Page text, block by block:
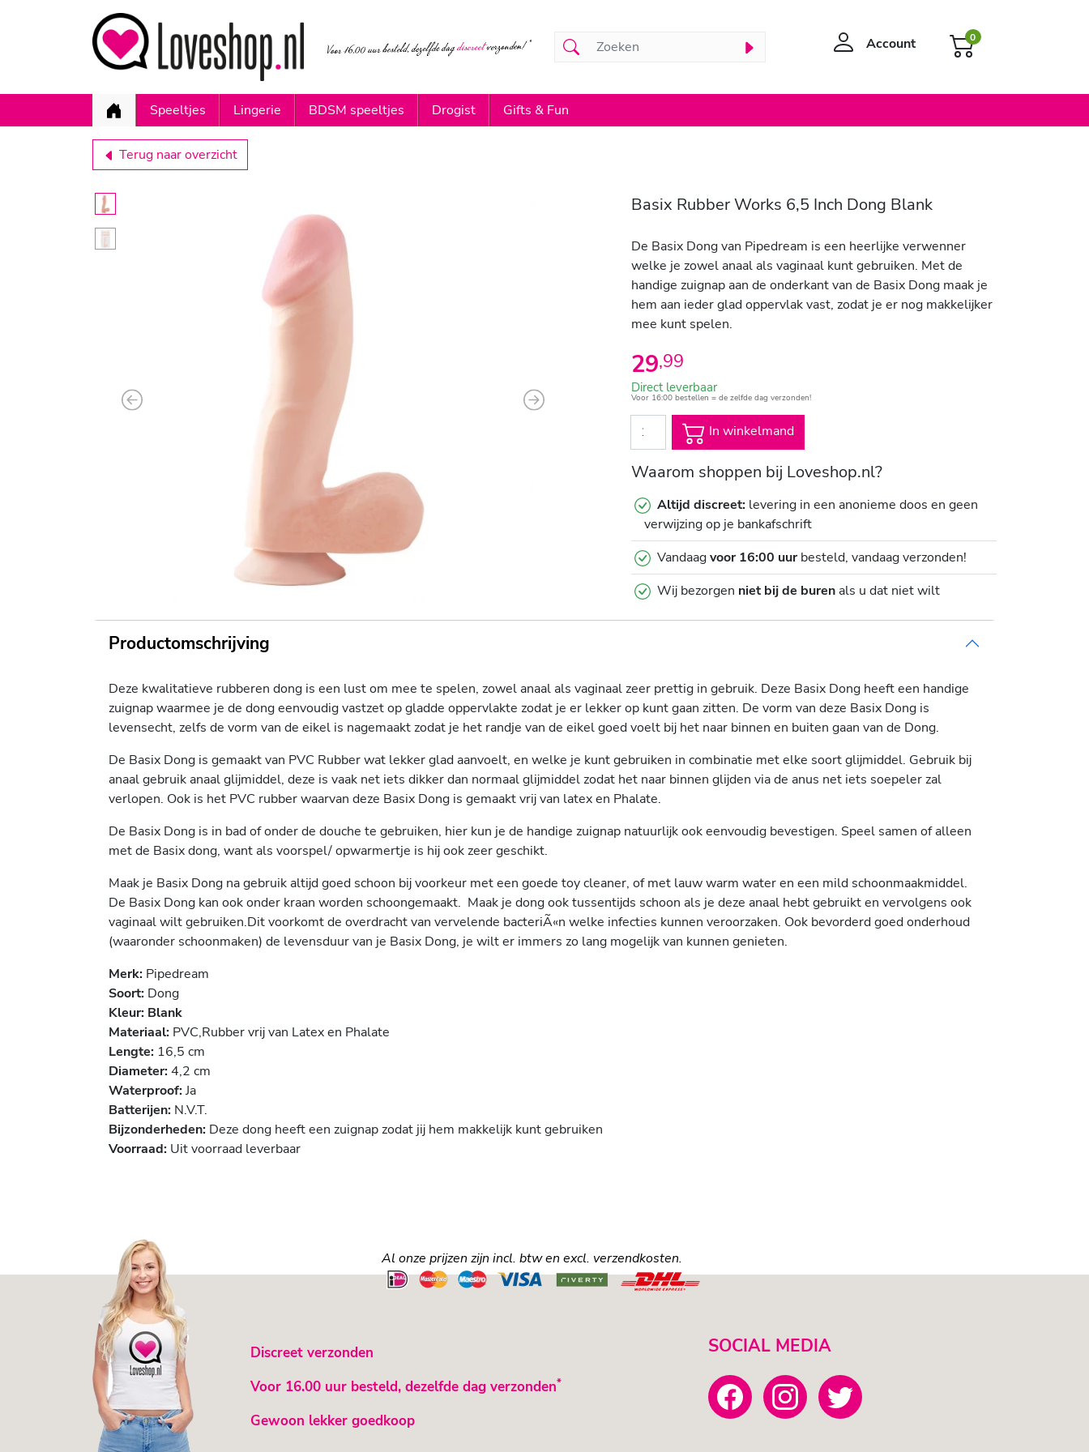
Account 0
Speeltjes Lingerie BDSM speeltjes Drogist Gifts & Fun
Terug naar overzicht
Previous Next
Basix Rubber Works 6,5 Inch Dong Blank
De Basix Dong van Pipedream is een heerlijke verwenner
welke je zowel anaal als vaginaal kunt gebruiken. Met de
handige zuignap aan de onderkant van de Basix Dong maak je
hem aan ieder glad oppervlak vast, zodat je er nog makkelijker
mee kunt spelen.
29,99
Direct leverbaar
Voor 16:00 bestellen = de zelfde dag verzonden!
In winkelmand
Waarom shoppen bij Loveshop.nl?
Altijd discreet: levering in een anonieme doos en geen
verwijzing op je bankafschrift
Vandaagvoor 16:00 uurbesteld, vandaag verzonden!
Wij bezorgen niet bij de burenals u dat niet wilt
Productomschrijving
Deze kwalitatieve rubberen dong is een lust om mee te spelen, zowel anaal als vaginaal zeer prettig in gebruik. Deze Basix Dong heeft een handige
zuignap waarmee je de dong eenvoudig vastzet op gladde oppervlakte zodat je er lekker op kunt gaan zitten. De vorm van deze Basix Dong is
levensecht, zelfs de vorm van de eikel is nagemaakt zodat je het randje van de eikel goed voelt bij het naar binnen en buiten gaan van de Dong.
De Basix Dong is gemaakt van PVC Rubber wat lekker glad aanvoelt, en welke je kunt gebruiken in combinatie met elke soort glijmiddel. Gebruik bij
anaal gebruik anaal glijmiddel, deze is vaak net iets dikker dan normaal glijmiddel zodat het naar binnen glijden via de anus net iets soepeler zal
verlopen. Ook is het PVC rubber waarvan deze Basix Dong is gemaakt vrij van latex en Phalate.
De Basix Dong is in bad of onder de douche te gebruiken, hier kun je de handige zuignap natuurlijk ook eenvoudig bevestigen. Speel samen of alleen
met de Basix dong, want als voorspel/ opwarmertje is hij ook zeer geschikt.
Maak je Basix Dong na gebruik altijd goed schoon bij voorkeur met een goede toy cleaner, of met lauw warm water en een mild schoonmaakmiddel.
De Basix Dong kan ook onder kraan worden schoongemaakt. Maak je dong ook tussentijds schoon als je deze anaal hebt gebruikt en vervolgens ook
vaginaal wilt gebruiken.Dit voorkomt de overdracht van vervelende bacteriÃ«n welke infecties kunnen veroorzaken. Ook bevorderd goed onderhoud
(waaronder schoonmaken) de levensduur van je Basix Dong, je wilt er immers zo lang mogelijk van kunnen genieten.
Merk: Pipedream
Soort: Dong
Kleur: Blank
Materiaal: PVC,Rubber vrij van Latex en Phalate
Lengte: 16,5 cm
Diameter:4,2 cm
Waterproof:Ja
Batterijen: N.V.T.
Bijzonderheden: Deze dong heeft een zuignap zodat jij hem makkelijk kunt gebruiken
Voorraad: Uit voorraad leverbaar
Al onze prijzen zijn incl. btw en excl. verzendkosten.
Discreet verzonden
Voor 16.00 uur besteld, dezelfde dag verzonden*
Gewoon lekker goedkoop
SOCIAL MEDIA